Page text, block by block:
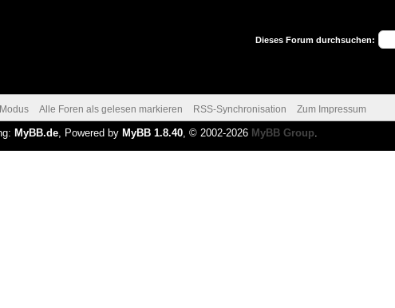
Dieses Forum durchsuchen:
Alle Foren als gelesen markieren RSS-Synchronisation Zum Impressum
MyBB.de, Powered by MyBB 1.8.40, © 2002-2026 MyBB Group.